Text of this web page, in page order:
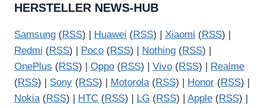
HERSTELLER NEWS-HUB
Samsung (RSS) | Huawei (RSS) | Xiaomi (RSS) |
Redmi (RSS) | Poco (RSS) | Nothing (RSS) |
OnePlus (RSS) | Oppo (RSS) | Vivo (RSS) |
Realme
(RSS) | Sony (RSS) | Motorola(RSS) | Honor (RSS) |
Nokia(RSS) | HTC (RSS) | LG (RSS) | Apple (RSS) |